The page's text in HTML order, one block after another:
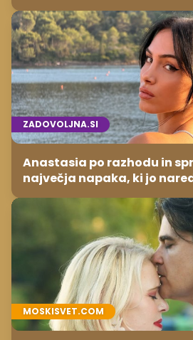
ZADOVOLJNA.SI
Anastasia po razhodu in
največja napaka, ki jo
MOSKISVET.COM